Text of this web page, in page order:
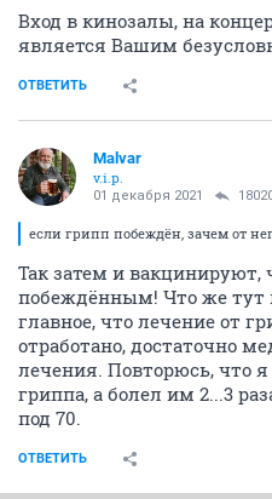
Вход в кинозалы, на
является Вашим
ОТВЕТИТЬ
Malvar
v.i.p.
01 декабря 2021
если грипп побеждён, зачем от
Так затем и вакцинируют,
побеждённым! Что же тут
главное, что лечение от
отработано, достаточно
лечения. Повторюсь, что
гриппа, а болел им 2...3
под 70.
ОТВЕТИТЬ